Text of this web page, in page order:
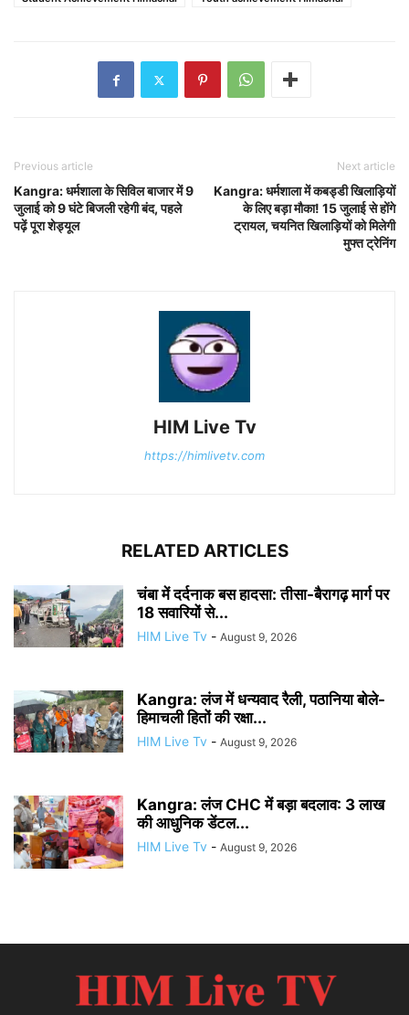
Previous article
Kangra: धर्मशाला के सिविल बाजार में 9
जुलाई को 9 घंटे बिजली रहेगी बंद, पहले
पढ़ें पूरा शेड्यूल
Next article
Kangra: धर्मशाला में कबड्डी खिलाड़ियों
के लिए बड़ा मौका! 15 जुलाई से होंगे
ट्रायल, चयनित खिलाड़ियों को मिलेगी
मुफ्त ट्रेनिंग
HIM Live Tv
https://himlivetv.com
RELATED ARTICLES
चंबा में दर्दनाक बस हादसा: तीसा-बैरागढ़ मार्ग पर
18 सवारियों से...
HIM Live Tv - August 9, 2026
Kangra: लंज में धन्यवाद रैली, पठानिया बोले-
हिमाचली हितों की रक्षा...
HIM Live Tv - August 9, 2026
Kangra: लंज CHC में बड़ा बदलाव: 3 लाख
की आधुनिक डेंटल...
HIM Live Tv - August 9, 2026